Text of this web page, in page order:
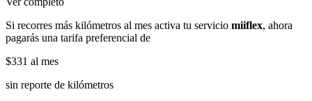
Si recorres más kilómetros al mes activa tu servicio miiflex, ahora
pagarás una tarifa preferencial de
$331 al mes
sin reporte de kilómetros